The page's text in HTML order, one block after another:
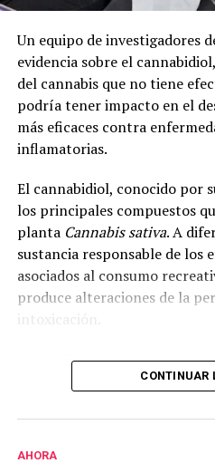
Un equipo de investigadores
evidencia sobre el
del cannabis que no tiene
podría tener impacto en el
más eficaces contra
inflamatorias.
El cannabidiol, conocido por
los principales compuestos
planta Cannabis sativa. A
sustancia responsable de los
asociados al consumo
produce alteraciones de la
Cecilia Bouzat, profesora de
superior del CONICET,
7, una molécula que
entre neuronas e incide en la
CONTINUAR
AHORA